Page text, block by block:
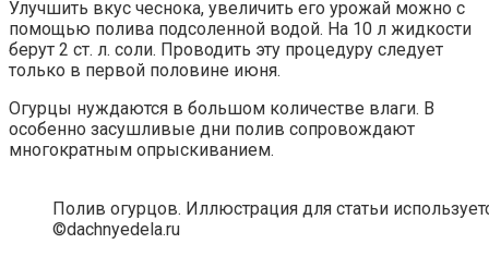
Улучшить вкус чеснока, увеличить его урожай можно с
помощью полива подсоленной водой. На 10 л жидкости
берут 2 ст. л. соли. Проводить эту процедуру следует
только в первой половине июня.
Огурцы нуждаются в большом количестве влаги. В
особенно засушливые дни полив сопровождают
многократным опрыскиванием.
Полив огурцов. Иллюстрация для статьи
©dachnyedela.ru